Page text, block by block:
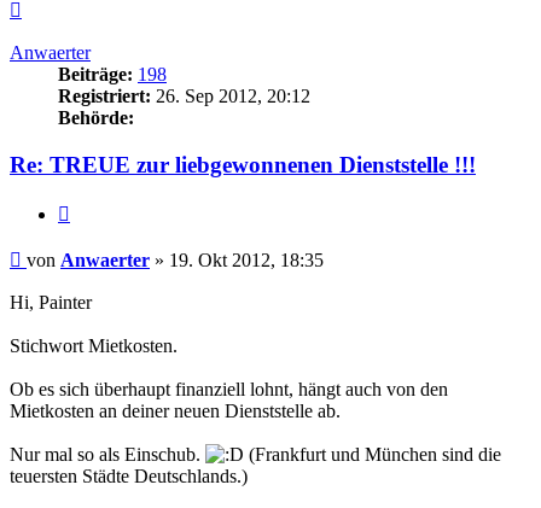
Anwaerter
Beiträge: 198
Registriert: 26. Sep 2012, 20:12
Behörde:
Re: TREUE zur liebgewonnenen Dienststelle !!!
Beitrag
von Anwaerter » 19. Okt 2012, 18:35
Hi, Painter
Stichwort Mietkosten.
Ob es sich überhaupt finanziell lohnt, hängt auch von den
Mietkosten an deiner neuen Dienststelle ab.
Nur mal so als Einschub.
(Frankfurt und München sind die
teuersten Städte Deutschlands.)